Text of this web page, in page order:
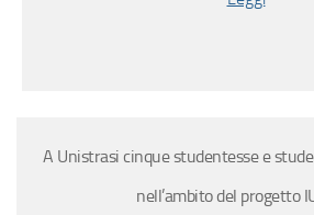
A Unistrasi cinque studentesse e
nell’ambito del progetto